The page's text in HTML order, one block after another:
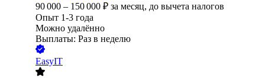
90 000 – 150 000 ₽ за месяц, до вычета налогов
Опыт 1-3 года
Можно удалённо
Выплаты: Раз в неделю
EasyIT